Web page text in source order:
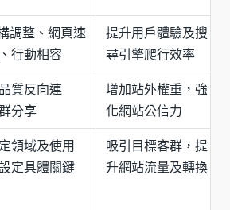
調整、網頁速
行動相容
提升用戶體驗及搜
尋引擎爬行效率
質反向連
分享
增加站外權重，強
化網站公信力
領域及使用
定具體關鍵
吸引目標客群，提
升網站流量及轉換